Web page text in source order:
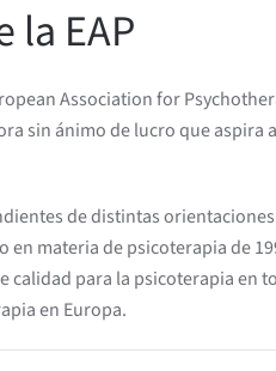
la EAP
Association for
sin ánimo de lucro que aspira
de distintas
en materia de psicoterapia de
para la psicoterapia en
en Europa.